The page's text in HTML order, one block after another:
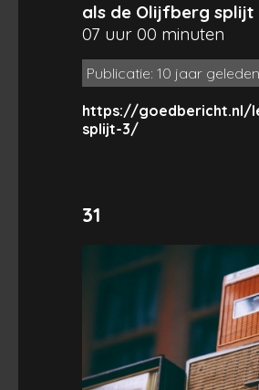
als de Olijfberg splijt
07 uur 00 minuten
Publicatie: 10 jaar geleden
https://goedbericht.nl/
splijt-3/
31